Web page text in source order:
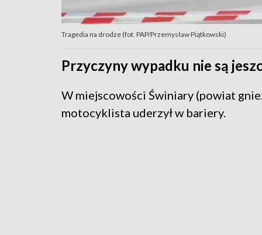
Tragedia na drodze (fot. PAP/Przemysław Piątkowski)
Przyczyny wypadku nie są
W miejscowości Świniary (powiat
motocyklista uderzył w bariery.